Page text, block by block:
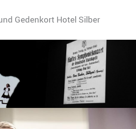
Gedenkort Hotel Silber